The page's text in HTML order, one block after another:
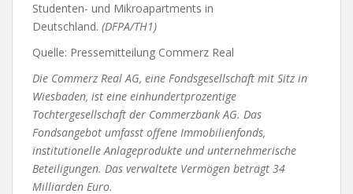
Studenten- und Mikroapartments in
Deutschland. (DFPA/TH1)
Quelle: Pressemitteilung Commerz Real
Die Commerz Real AG, eine Fondsgesellschaft mit Sitz in
Wiesbaden, ist eine einhundertprozentige
Tochtergesellschaft der Commerzbank AG. Das
Fondsangebot umfasst offene Immobilienfonds,
institutionelle Anlageprodukte und unternehmerische
Beteiligungen. Das verwaltete Vermögen beträgt 34
Milliarden Euro.